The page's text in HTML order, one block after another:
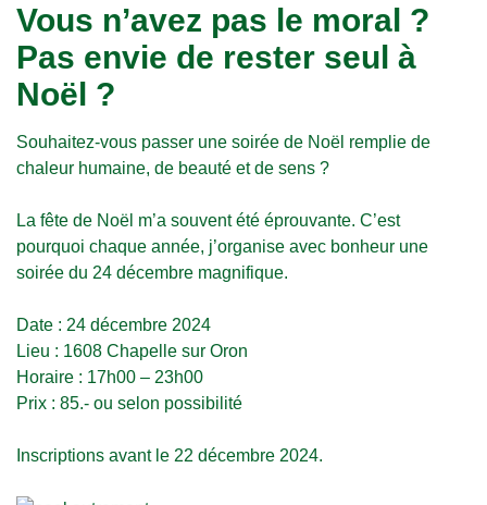
Vous n’avez pas le moral ?
Pas envie de rester seul à
Noël ?
Souhaitez-vous passer une soirée de Noël remplie de
chaleur humaine, de beauté et de sens ?
La fête de Noël m’a souvent été éprouvante. C’est
pourquoi chaque année, j’organise avec bonheur une
soirée du 24 décembre magnifique.
Date : 24 décembre 2024
Lieu : 1608 Chapelle sur Oron
Horaire : 17h00 – 23h00
Prix : 85.- ou selon possibilité
Inscriptions avant le 22 décembre 2024.